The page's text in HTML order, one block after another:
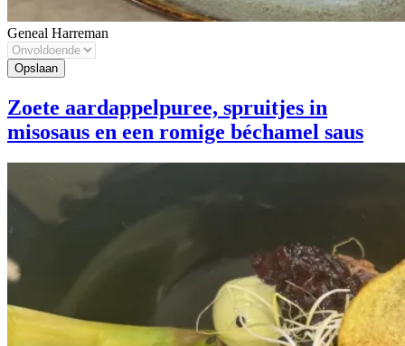
Geneal Harreman
Zoete aardappelpuree, spruitjes in
misosaus en een romige béchamel saus